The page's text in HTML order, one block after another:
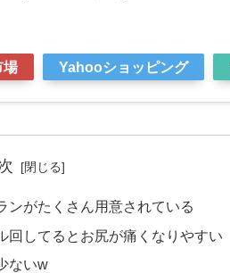
場 Yahooショッピング
ンがたくさん用意されている
回してるとお尻が痛くなりやすい
ないw